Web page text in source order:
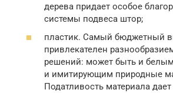
дерева придает особое
системы подвеса штор;
пластик. Самый бюджетный
привлекателен
решений: может быть и
и имитирующим природные
Податливость материала